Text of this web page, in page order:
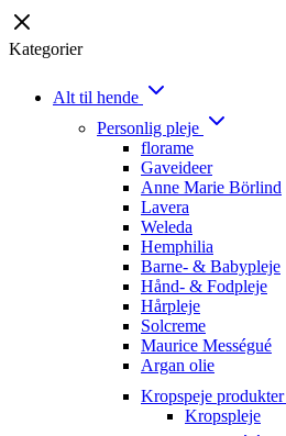
Kategorier
Alt til hende
Personlig pleje
florame
Gaveideer
Anne Marie Börlind
Lavera
Weleda
Hemphilia
Barne- & Babypleje
Hånd- & Fodpleje
Hårpleje
Solcreme
Maurice Mességué
Argan olie
Kropspeje produkter
Kropspleje